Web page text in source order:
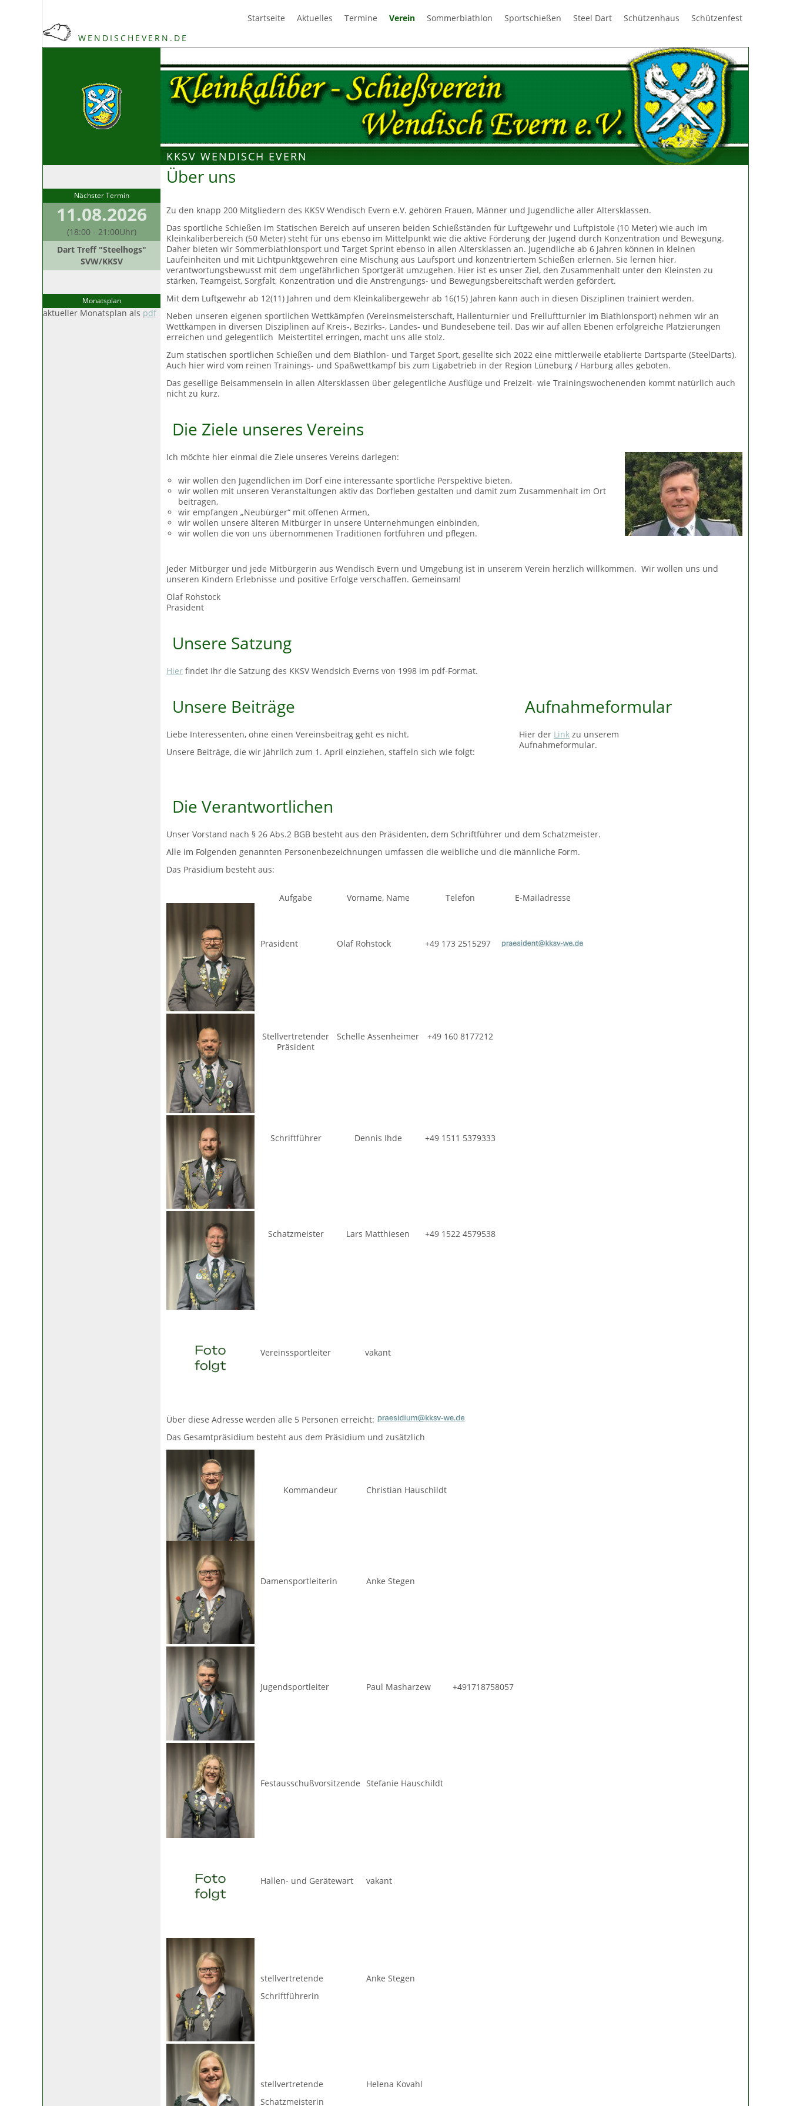
Schützenfest
Schützenhaus
Steel Dart
Sportschießen
Sommerbiathlon
Verein
Termine
Aktuelles
Startseite
WENDISCHEVERN.DE
KKSV WENDISCH EVERN
Nächster Termin
11.08.2026
(18:00 - 21:00Uhr)
Dart Treff "Steelhogs"
SVW/KKSV
Monatsplan
aktueller Monatsplan als pdf
Über uns
Zu den knapp 200 Mitgliedern des KKSV Wendisch Evern e.V. gehören Frauen, Männer und Jugendliche aller Altersklassen.
Das sportliche Schießen im Statischen Bereich auf unseren beiden Schießständen für Luftgewehr und Luftpistole (10 Meter) wie auch im
Kleinkaliberbereich (50 Meter) steht für uns ebenso im Mittelpunkt wie die aktive Förderung der Jugend durch Konzentration und Bewegung.
Daher bieten wir Sommerbiathlonsport und Target Sprint ebenso in allen Altersklassen an. Jugendliche ab 6 Jahren können in kleinen
Laufeinheiten und mit Lichtpunktgewehren eine Mischung aus Laufsport und konzentriertem Schießen erlernen. Sie lernen hier,
verantwortungsbewusst mit dem ungefährlichen Sportgerät umzugehen. Hier ist es unser Ziel, den Zusammenhalt unter den Kleinsten zu
stärken, Teamgeist, Sorgfalt, Konzentration und die Anstrengungs- und Bewegungsbereitschaft werden gefördert.
Mit dem Luftgewehr ab 12(11) Jahren und dem Kleinkalibergewehr ab 16(15) Jahren kann auch in diesen Disziplinen trainiert werden.
Neben unseren eigenen sportlichen Wettkämpfen (Vereinsmeisterschaft, Hallenturnier und Freiluftturnier im Biathlonsport) nehmen wir an
Wettkämpen in diversen Disziplinen auf Kreis-, Bezirks-, Landes- und Bundesebene teil. Das wir auf allen Ebenen erfolgreiche Platzierungen
erreichen und gelegentlich Meistertitel erringen, macht uns alle stolz.
Zum statischen sportlichen Schießen und dem Biathlon- und Target Sport, gesellte sich 2022 eine mittlerweile etablierte Dartsparte (SteelDarts).
Auch hier wird vom reinen Trainings- und Spaßwettkampf bis zum Ligabetrieb in der Region Lüneburg / Harburg alles geboten.
Das gesellige Beisammensein in allen Altersklassen über gelegentliche Ausflüge und Freizeit- wie Trainingswochenenden kommt natürlich auch
nicht zu kurz.
Die Ziele unseres Vereins
Ich möchte hier einmal die Ziele unseres Vereins darlegen:
wir wollen den Jugendlichen im Dorf eine interessante sportliche Perspektive bieten,
wir wollen mit unseren Veranstaltungen aktiv das Dorfleben gestalten und damit zum Zusammenhalt im Ort
beitragen,
wir empfangen „Neubürger“ mit offenen Armen,
wir wollen unsere älteren Mitbürger in unsere Unternehmungen einbinden,
wir wollen die von uns übernommenen Traditionen fortführen und pflegen.
Jeder Mitbürger und jede Mitbürgerin aus Wendisch Evern und Umgebung ist in unserem Verein herzlich willkommen. Wir wollen uns und
unseren Kindern Erlebnisse und positive Erfolge verschaffen. Gemeinsam!
Olaf Rohstock
Präsident
Unsere Satzung
Hier findet Ihr die Satzung des KKSV Wendsich Everns von 1998 im pdf-Format.
Unsere Beiträge
Liebe Interessenten, ohne einen Vereinsbeitrag geht es nicht.
Unsere Beiträge, die wir jährlich zum 1. April einziehen, staffeln sich wie folgt:
Aufnahmeformular
Hier der Link zu unserem
Aufnahmeformular.
Die Verantwortlichen
Unser Vorstand nach § 26 Abs.2 BGB besteht aus den Präsidenten, dem Schriftführer und dem Schatzmeister.
Alle im Folgenden genannten Personenbezeichnungen umfassen die weibliche und die männliche Form.
Das Präsidium besteht aus:
Aufgabe Vorname, Name Telefon E-Mailadresse
Präsident Olaf Rohstock +49 173 2515297
Stellvertretender
Präsident
Schelle Assenheimer +49 160 8177212
Schriftführer Dennis Ihde +49 1511 5379333
Schatzmeister Lars Matthiesen +49 1522 4579538
Vereinssportleiter vakant
Über diese Adresse werden alle 5 Personen erreicht:
Das Gesamtpräsidium besteht aus dem Präsidium und zusätzlich
Kommandeur Christian Hauschildt
Damensportleiterin Anke Stegen
Jugendsportleiter Paul Masharzew +491718758057
Festausschußvorsitzende Stefanie Hauschildt
Hallen- und Gerätewart vakant
stellvertretende
Schriftführerin
Anke Stegen
stellvertretende
Schatzmeisterin
Helena Kovahl